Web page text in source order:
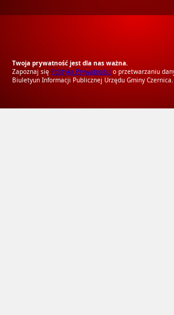
Twoja prywatność jest dla nas ważna.
Zapoznaj się Polityką Prywatności o przetwarzaniu
Biuletyun Informacji Publicznej Urzędu Gminy Czernica.